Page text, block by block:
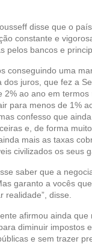
disse que o
constante e
pelos bancos e
conseguindo uma
dos juros, que fez a
2% ao ano em
para menos de 1%
confesso que
e, de forma
mais as taxas
civilizados os seus
saber que a
garanto a vocês
realidade”, disse.
afirmou ainda
diminuir impostos
e sem trazer